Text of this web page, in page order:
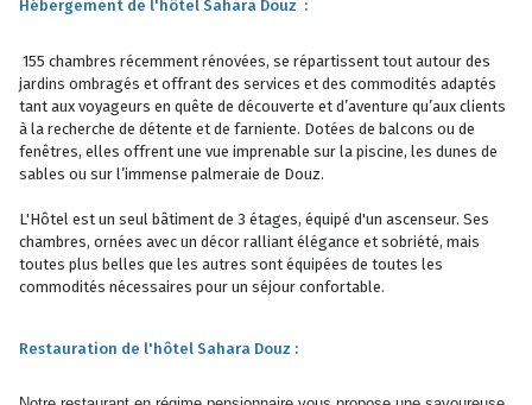
Hébergement de l'hôtel Sahara Douz :
155 chambres récemment rénovées, se répartissent tout autour des
jardins ombragés et offrant des services et des commodités adaptés
tant aux voyageurs en quête de découverte et d’aventure qu’aux clients
à la recherche de détente et de farniente. Dotées de balcons ou de
fenêtres, elles offrent une vue imprenable sur la piscine, les dunes de
sables ou sur l’immense palmeraie de Douz.
L'Hôtel est un seul bâtiment de 3 étages, équipé d'un ascenseur. Ses
chambres, ornées avec un décor ralliant élégance et sobriété, mais
toutes plus belles que les autres sont équipées de toutes les
commodités nécessaires pour un séjour confortable.
Restauration de l'hôtel Sahara Douz :